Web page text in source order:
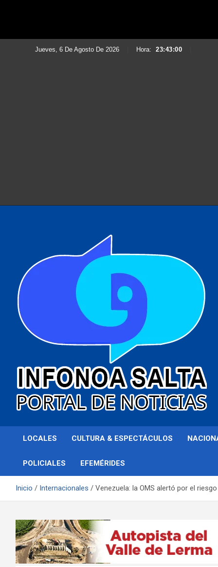
Jueves, 6 De Agosto De 2026 Hora: 23:43:01
Infonoa Salta
LOCALES CULTURA & ESPECTÁCULOS
POLICIALES EFEMÉRIDES
Inicio Internacionales Venezuela: la OMS alertó por el